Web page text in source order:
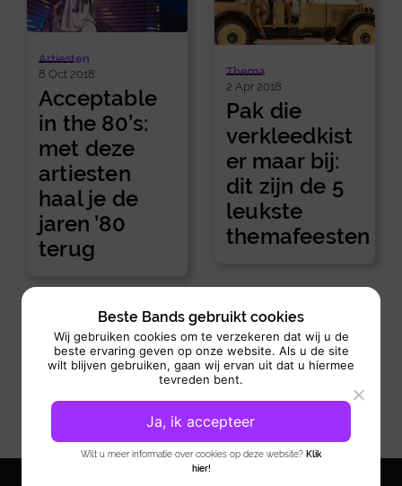
Artiesten
8 Oct 2018
Acceptable
in the 80’s:
met deze
artiesten
haal je de
jaren ’80
terug
Thema
2 Apr 2018
Pak die
verkleedkist
er maar bij:
dit zijn de 5
leukste
themafeesten
Beste Bands gebruikt cookies
Wij gebruiken cookies om te verzekeren dat wij u de
beste ervaring geven op onze website. Als u de site
wilt blijven gebruiken, gaan wij ervan uit dat u hiermee
tevreden bent.
Wilt u meer informatie over cookies op deze website? Klik
hier!
Ja, ik accepteer